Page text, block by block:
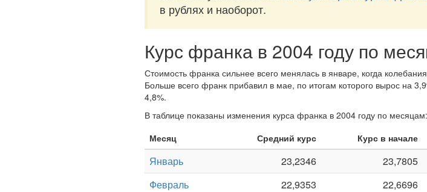
в рублях и наоборот.
Курс франка в 2004 году по
Стоимость франка сильнее всего менялась в январе, когда
Больше всего франк прибавил в мае, по итогам которого вырос на
4,8%.
В таблице показаны изменения курса франка в 2004 году по месяцам:
Месяц
Средний курс Курс в начале
Январь 23,2346 23,7805
Февраль
22,9353 22,6696